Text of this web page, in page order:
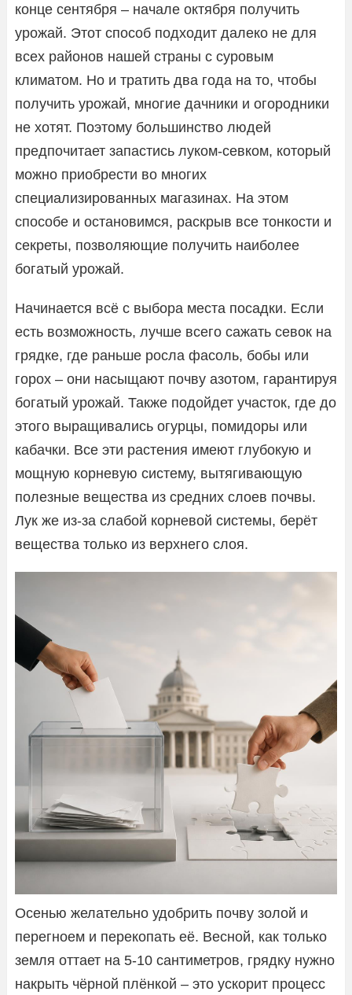
конце сентября – начале октября получить
урожай. Этот способ подходит далеко не для
всех районов нашей страны с суровым
климатом. Но и тратить два года на то, чтобы
получить урожай, многие дачники и огородники
не хотят. Поэтому большинство людей
предпочитает запастись луком-севком, который
можно приобрести во многих
специализированных магазинах. На этом
способе и остановимся, раскрыв все тонкости и
секреты, позволяющие получить наиболее
богатый урожай.
Начинается всё с выбора места посадки. Если
есть возможность, лучше всего сажать севок на
грядке, где раньше росла фасоль, бобы или
горох – они насыщают почву азотом, гарантируя
богатый урожай. Также подойдет участок, где до
этого выращивались огурцы, помидоры или
кабачки. Все эти растения имеют глубокую и
мощную корневую систему, вытягивающую
полезные вещества из средних слоев почвы.
Лук же из-за слабой корневой системы, берёт
вещества только из верхнего слоя.
Осенью желательно удобрить почву золой и
перегноем и перекопать её. Весной, как только
земля оттает на 5-10 сантиметров, грядку нужно
накрыть чёрной плёнкой – это ускорит процесс